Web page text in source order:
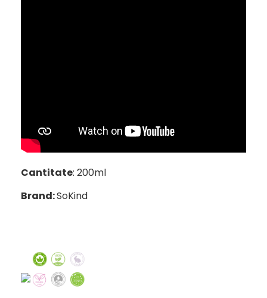
Cantitate: 200ml
Brand:SoKind